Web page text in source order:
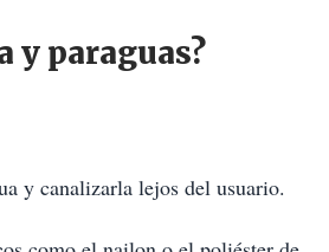
y paraguas?
y canalizarla lejos del usuario.